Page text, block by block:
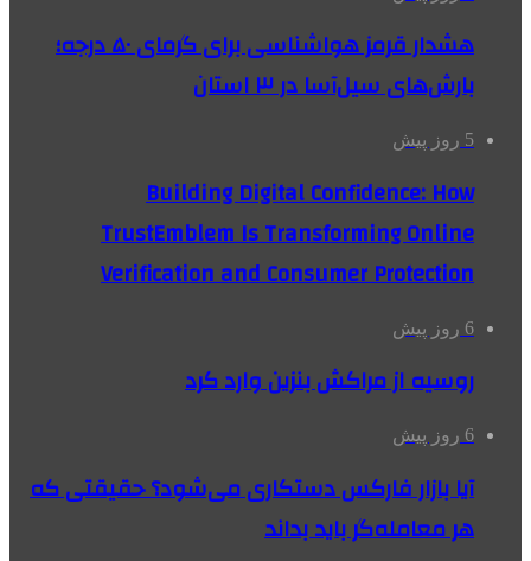
هشدار قرمز هواشناسی برای گرمای ۵۰ درجه؛
بارش‌های سیل‌آسا در ۳ استان
5 روز پیش
Building Digital Confidence: How
TrustEmblem Is Transforming Online
Verification and Consumer Protection
6 روز پیش
روسیه از مراکش بنزین وارد کرد
6 روز پیش
آیا بازار فارکس دستکاری می‌شود؟ حقیقتی که
هر معامله‌گر باید بداند